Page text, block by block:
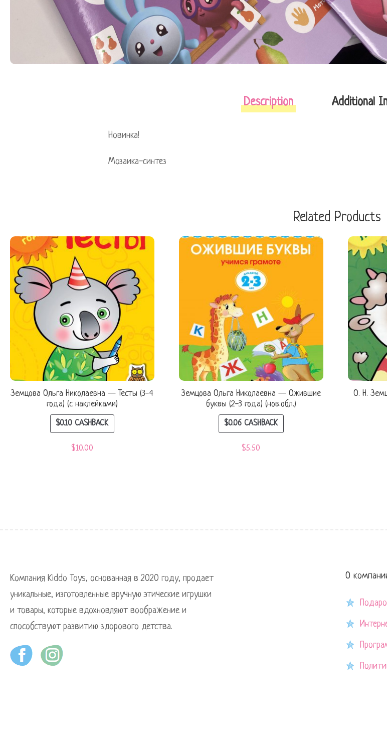
Description Additional
Новинка!
Мозаика-синтез
Related Products
Земцова Ольга Николаевна — Тесты (3-4
года) (с наклейками)
$0.10 CASHBACK
$10.00
Земцова Ольга Николаевна — Ожившие
буквы (2-3 года) (нов.обл.)
$0.06 CASHBACK
$5.50
О. Н.
Компания Kiddo Toys, основанная в 2020 году, продает
уникальные, изготовленные вручную этические игрушки
и товары, которые вдохновляют воображение и
способствуют развитию здорового детства.
О